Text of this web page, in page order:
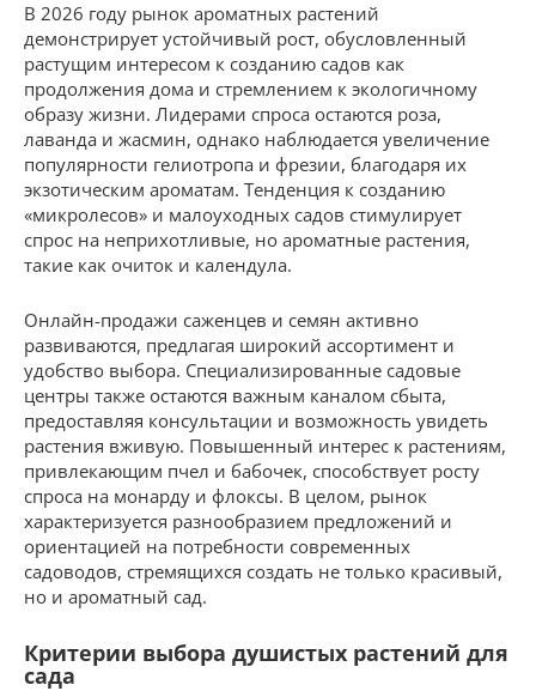
В 2026 году рынок ароматных растений
демонстрирует устойчивый рост, обусловленный
растущим интересом к созданию садов как
продолжения дома и стремлением к экологичному
образу жизни. Лидерами спроса остаются роза,
лаванда и жасмин, однако наблюдается увеличение
популярности гелиотропа и фрезии, благодаря их
экзотическим ароматам. Тенденция к созданию
«микролесов» и малоуходных садов стимулирует
спрос на неприхотливые, но ароматные растения,
такие как очиток и календула.
Онлайн-продажи саженцев и семян активно
развиваются, предлагая широкий ассортимент и
удобство выбора. Специализированные садовые
центры также остаются важным каналом сбыта,
предоставляя консультации и возможность увидеть
растения вживую. Повышенный интерес к растениям,
привлекающим пчел и бабочек, способствует росту
спроса на монарду и флоксы. В целом, рынок
характеризуется разнообразием предложений и
ориентацией на потребности современных
садоводов, стремящихся создать не только красивый,
но и ароматный сад.
Критерии выбора душистых растений для
сада